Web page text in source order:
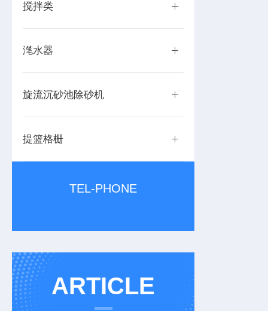
搅拌类
滗水器
旋流沉砂池除砂机
提篮格栅
TEL-PHONE
ARTICLE